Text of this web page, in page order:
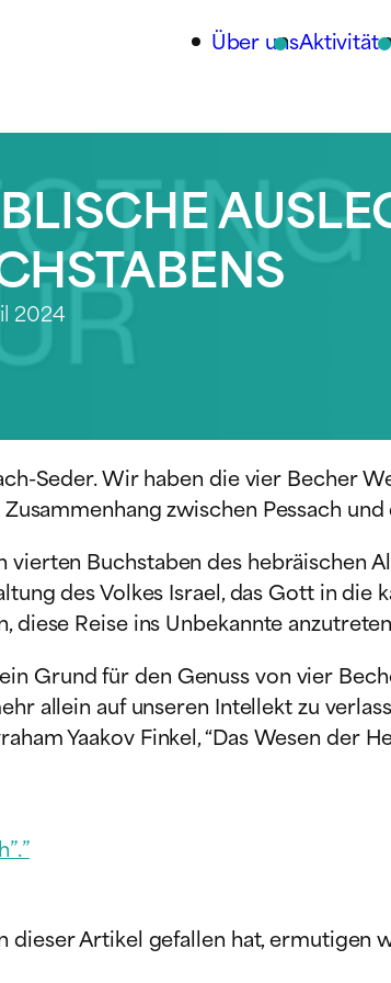
Über uns
2024
Seder. Wir haben die vier Becher
zwischen Pessach
Buchstaben des hebräischen
des Volkes Israel, das Gott in die
Reise ins Unbekannte
Grund für den Genuss von vier
allein auf unseren Intellekt zu
Yaakov Finkel, “Das Wesen der
Artikel gefallen hat, ermutigen